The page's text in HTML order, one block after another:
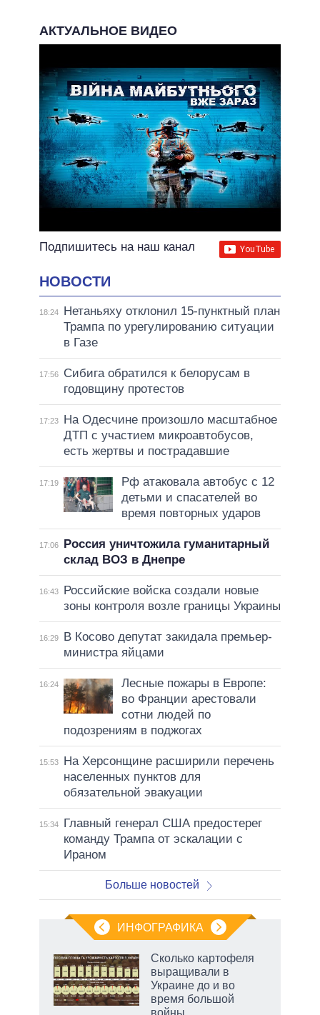
АКТУАЛЬНОЕ ВИДЕО
Подпишитесь на наш канал
НОВОСТИ
18:24
Нетаньяху отклонил 15-пунктный план
Трампа по урегулированию ситуации
в Газе
17:56
Сибига обратился к белорусам в
годовщину протестов
17:23
На Одесчине произошло масштабное
ДТП с участием микроавтобусов,
есть жертвы и пострадавшие
17:19
Рф атаковала автобус с 12
детьми и спасателей во
время повторных ударов
17:06
Россия уничтожила гуманитарный
склад ВОЗ в Днепре
16:43
Российские войска создали новые
зоны контроля возле границы Украины
16:29
В Косово депутат закидала премьер-
министра яйцами
16:24
Лесные пожары в Европе:
во Франции арестовали
сотни людей по
подозрениям в поджогах
15:53
На Херсонщине расширили перечень
населенных пунктов для
обязательной эвакуации
15:34
Главный генерал США предостерег
команду Трампа от эскалации с
Ираном
Больше новостей
ИНФОГРАФИКА
Сколько картофеля
выращивали в
Украине до и во
время большой
войны